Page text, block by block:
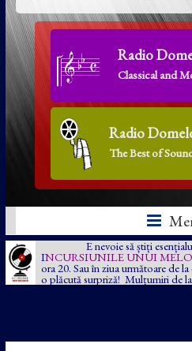
Radio
Classical and
Radio
The Best of
E nevoie să știți
INCURSIUNILE UNUI
ora 20. Sau în ziua următoare de
o plăcută surpriză! Mulțumiri de la